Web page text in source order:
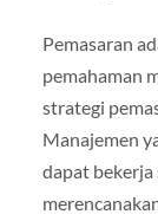
Pemasaran
pemahaman
strategi
Manajemen
dapat bekerja